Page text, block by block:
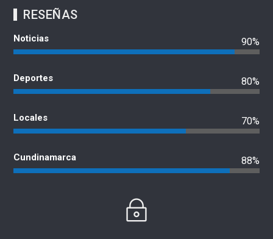
RESEÑAS
Noticias 90%
Deportes 80%
Locales 70%
Cundinamarca 88%